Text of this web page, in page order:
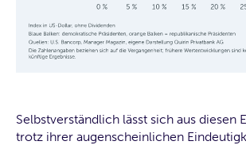
Selbstverständlich lässt sich aus diesen
trotz ihrer augenscheinlichen